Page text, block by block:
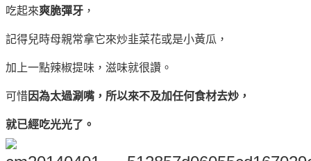
吃起來爽脆彈牙 ，
記得兒時母親常拿它來炒韭菜花或是小黃瓜，
加上一點辣椒提味，滋味就很讚。
可惜因為太過涮嘴，所以來不及加任何食材去炒，
就已經吃光光了。